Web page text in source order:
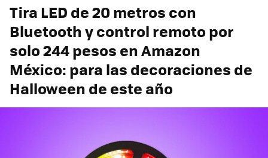
Tira LED de 20 metros con
Bluetooth y control remoto por
solo 244 pesos en Amazon
México: para las decoraciones de
Halloween de este año